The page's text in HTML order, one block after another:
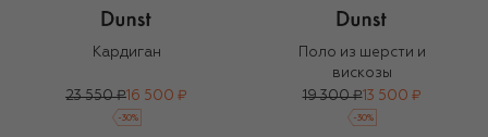
Кардиган
23 550 ₽ 16 500 ₽
-30%
Поло из шерсти и
вискозы
19 300 ₽13 500 ₽
-30%